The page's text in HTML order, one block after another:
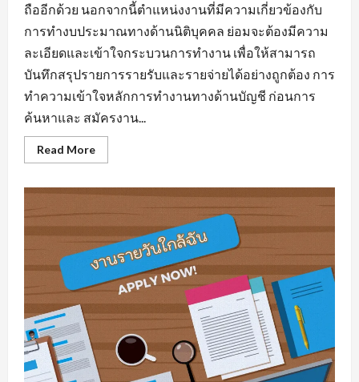
ถืออีกด้วย นอกจากนี้ตำแหน่งงานที่มีความเกี่ยวข้องกับ
การทำงบประมาณทางด้านนิติบุคคล ย่อมจะต้องมีความ
ละเอียดและเข้าใจกระบวนการทำงาน เพื่อให้สามารถ
บันทึกสรุปรายการรายรับและรายจ่ายได้อย่างถูกต้อง การ
ทำความเข้าใจหลักการทำงานทางด้านบัญชี ก่อนการ
ค้นหาและ สมัครงาน...
Read MoreRead
more
สมัคร
มี
พื้น
ฐาน
ความ
รู้
ทาง
ด้าน
สาย
อาชีพ